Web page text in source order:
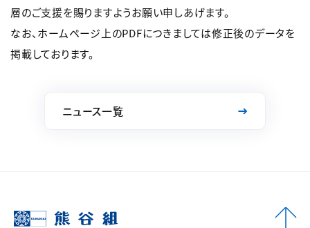
層のご支援を賜りますようお願い申しあげます。
なお、ホームページ上のPDFにつきましては修正後のデータを
掲載しております。
ニュース一覧